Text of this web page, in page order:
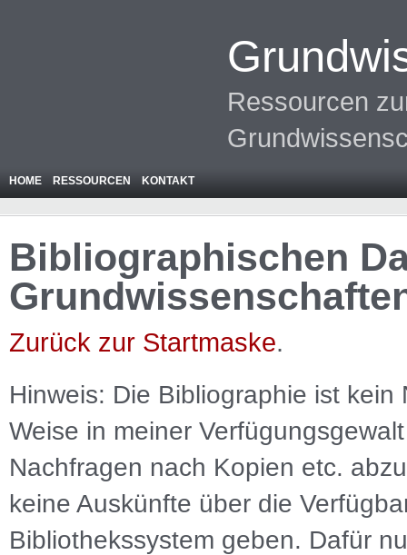
Ressourcen
HOME RESSOURCEN KONTAKT
Bibliographischen
Zurück zur Startmaske.
Hinweis: Die Bibliographie ist kein
Weise in meiner
Nachfragen nach Kopien etc.
keine Auskünfte über die
Bibliothekssystem geben. Dafür